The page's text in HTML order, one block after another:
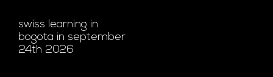
swiss learning in
bogota in september
24th 2026